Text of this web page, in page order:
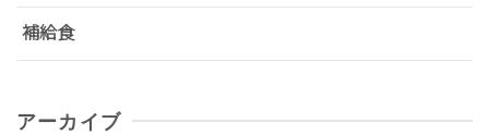
補給食
アーカイブ